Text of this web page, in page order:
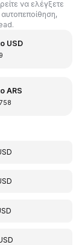
να ελέγξετε
USD
ARS